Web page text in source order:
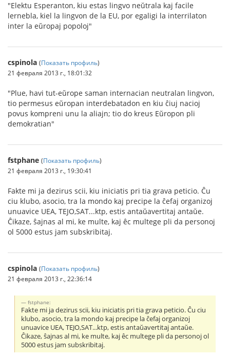
"Elektu Esperanton, kiu estas lingvo neŭtrala kaj facile
lernebla, kiel la lingvon de la EU, por egaligi la interrilaton
inter la eŭropaj popoloj"
cspinola (Показать профиль)
21 февраля 2013 г., 18:01:32
"Plue, havi tut-eŭrope saman internacian neutralan lingvon,
tio permesus eŭropan interdebatadon en kiu ĉiuj nacioj
povus kompreni unu la aliajn; tio do kreus Eŭropon pli
demokratian"
fstphane (Показать профиль)
21 февраля 2013 г., 19:30:41
Fakte mi ja dezirus scii, kiu iniciatis pri tia grava peticio. Ĉu
ciu klubo, asocio, tra la mondo kaj precipe la ĉefaj organizoj
unuavice UEA, TEJO,SAT...ktp, estis antaŭavertitaj antaŭe.
Ĉikaze, ŝajnas al mi, ke multe, kaj êc multege pli da personoj
ol 5000 estus jam subskribitaj.
cspinola (Показать профиль)
21 февраля 2013 г., 22:36:14
fstphane:
Fakte mi ja dezirus scii, kiu iniciatis pri tia grava peticio. Ĉu ciu
klubo, asocio, tra la mondo kaj precipe la ĉefaj organizoj
unuavice UEA, TEJO,SAT...ktp, estis antaŭavertitaj antaŭe.
Ĉikaze, ŝajnas al mi, ke multe, kaj êc multege pli da personoj ol
5000 estus jam subskribitaj.